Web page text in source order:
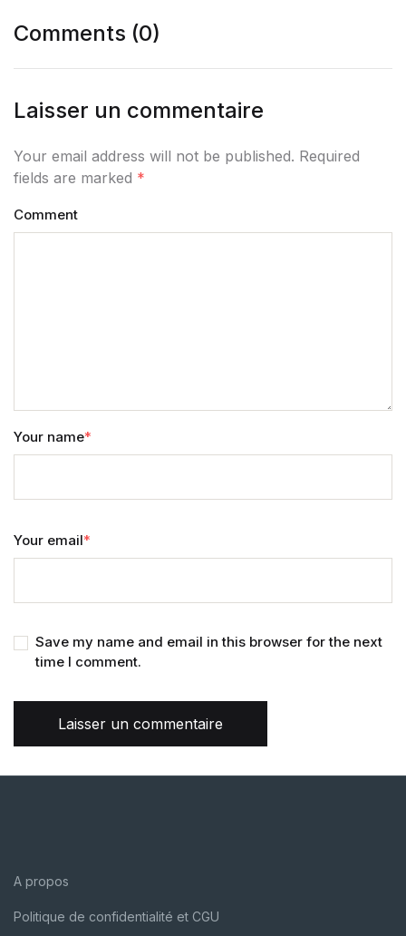
Comments (0)
Laisser un commentaire
Your email address will not be published. Required
fields are marked *
Comment
Your name*
Your email*
Save my name and email in this browser for the next
time I comment.
Laisser un commentaire
A propos
Politique de confidentialité et CGU